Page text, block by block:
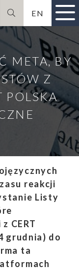
EN
META, BY
Z
POLSKA
reakcji
Listy
CERT
grudnia) do
ta